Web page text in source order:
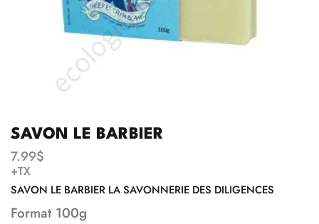
SAVON LE BARBIER
7.99$
+TX
SAVON LE BARBIER LA SAVONNERIE DES DILIGENCES
Format 100g